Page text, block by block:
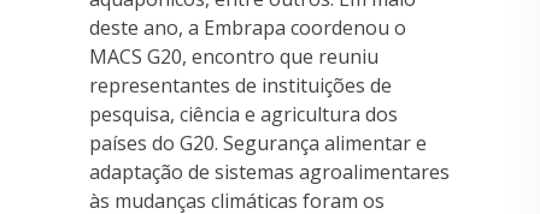
deste ano, a Embrapa coordenou o
MACS G20, encontro que reuniu
representantes de instituições de
pesquisa, ciência e agricultura dos
países do G20. Segurança alimentar e
adaptação de sistemas agroalimentares
às mudanças climáticas foram os